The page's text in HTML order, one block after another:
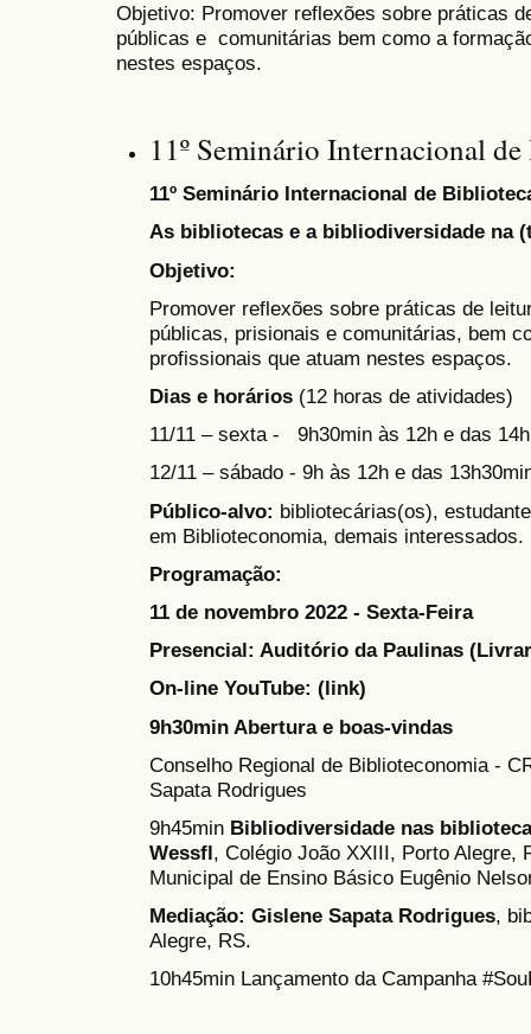
Objetivo: Promover reflexões sobre práticas
públicas e comunitárias bem como a
nestes espaços.
11º Seminário Internacional
11º Seminário Internacional de
As bibliotecas e a bibliodiversidade na
Objetivo:
Promover reflexões sobre práticas de
públicas, prisionais e comunitárias, bem
profissionais que atuam nestes espaços.
Dias e horários (12 horas de atividades)
11/11 – sexta - 9h30min às 12h e das
12/11 – sábado - 9h às 12h e das
Público-alvo: bibliotecárias(os),
em Biblioteconomia, demais interessados.
Programação:
11 de novembro 2022 - Sexta-Feira
Presencial: Auditório da Paulinas
On-line YouTube: (link)
9h30min Abertura e boas-vindas
Conselho Regional de Biblioteconomia -
Sapata Rodrigues
9h45min Bibliodiversidade nas
Wessfl, Colégio João XXIII, Porto Alegre,
Municipal de Ensino Básico Eugênio
Mediação: Gislene Sapata Rodrigues,
Alegre, RS.
10h45min Lançamento da Campanha